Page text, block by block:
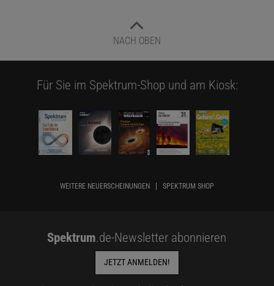
NACH OBEN
Für Sie im Spektrum-Shop und am Kiosk:
WEITERE NEUERSCHEINUNGEN SPEKTRUM SHOP
Spektrum.de-Newsletter abonnieren
JETZT ANMELDEN!